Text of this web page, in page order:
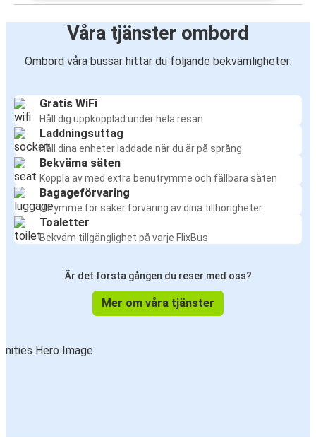
Våra tjänster ombord
Ombord våra bussar hittar du följande bekvämligheter:
Gratis WiFi
Håll dig uppkopplad under hela resan
Laddningsuttag
Håll dina enheter laddade när du är på språng
Bekväma säten
Koppla av med extra benutrymme och fällbara säten
Bagageförvaring
Utrymme för säker förvaring av dina tillhörigheter
Toaletter
Bekväm tillgänglighet på varje FlixBus
Är det första gången du reser med oss?
Mer om våra tjänster